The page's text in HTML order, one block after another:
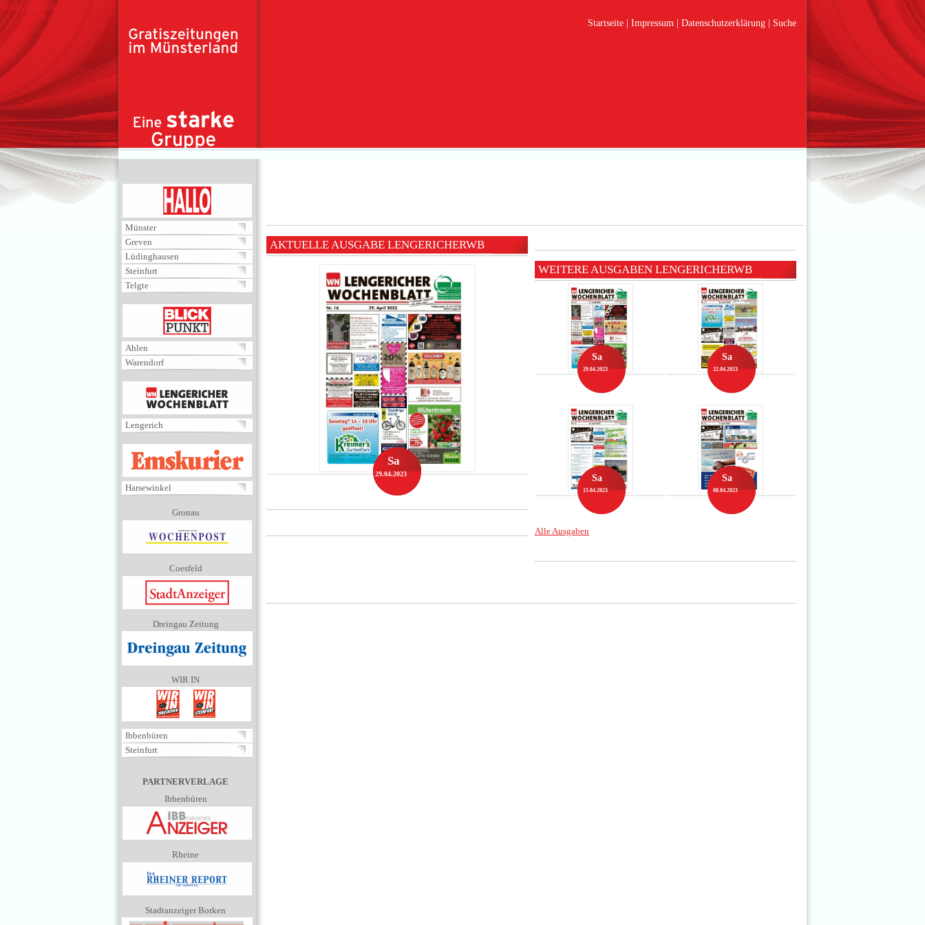
Direkt zum Inhalt
Startseite
Impressum Datenschutzerklärung Suche
Münster
Greven
Lüdinghausen
Steinfurt
Telgte
BLICKPUNKT
Ahlen
Warendorf
MENÜ
Lengerich
EMSKURIER
Harsewinkel
Gronau
Coesfeld
Dreingau Zeitung
WIR IN
Ibbenbüren
Steinfurt
PARTNERVERLAGE
Ibbenbüren
Rheine
Stadtanzeiger Borken
AKTUELLE AUSGABE LENGERICHERWB
Sa
29.04.2023
WEITERE AUSGABEN LENGERICHERWB
Sa
29.04.2023
Sa
22.04.2023
Sa
15.04.2023
Sa
08.04.2023
Alle Ausgaben